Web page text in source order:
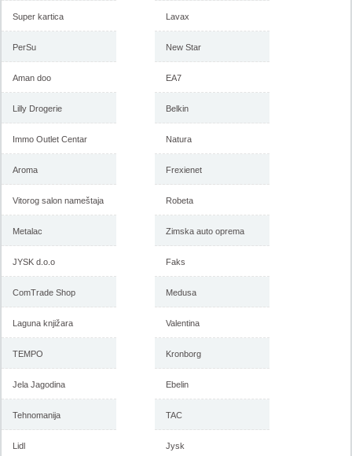
Super kartica
PerSu
Aman doo
Lilly Drogerie
Immo Outlet Centar
Aroma
Vitorog salon nameštaja
Metalac
JYSK d.o.o
ComTrade Shop
Laguna knjižara
TEMPO
Jela Jagodina
Tehnomanija
Lidl
Lavax
New Star
EA7
Belkin
Natura
Frexienet
Robeta
Zimska auto oprema
Faks
Medusa
Valentina
Kronborg
Ebelin
TAC
Jysk